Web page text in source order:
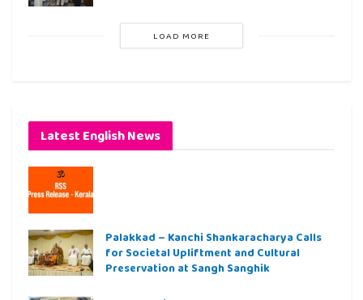
LOAD MORE
Latest English News
Palakkad – Kanchi Shankaracharya Calls
for Societal Upliftment and Cultural
Preservation at Sangh Sanghik